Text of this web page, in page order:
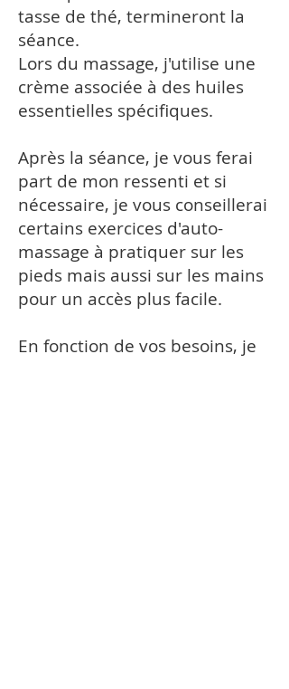
tasse de thé, termineront la
séance.
Lors du massage, j'utilise une
crème associée à des huiles
essentielles spécifiques.
Après la séance, je vous ferai
part de mon ressenti et si
nécessaire, je vous conseillerai
certains exercices d'auto-
massage à pratiquer sur les
pieds mais aussi sur les mains
pour un accès plus facile.
En fonction de vos besoins, je